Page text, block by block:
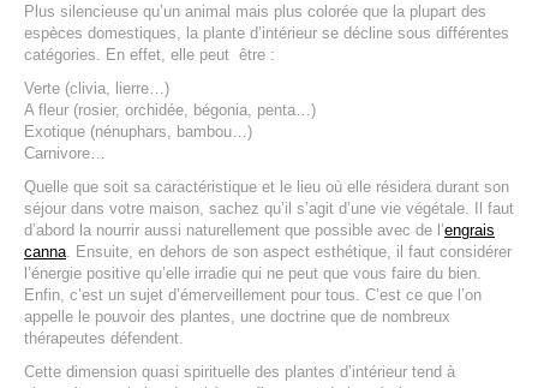
Plus silencieuse qu’un animal mais plus colorée que la plupart des
espèces domestiques, la plante d’intérieur se décline sous différentes
catégories. En effet, elle peut être :
Verte (clivia, lierre…)
A fleur (rosier, orchidée, bégonia, penta…)
Exotique (nénuphars, bambou…)
Carnivore…
Quelle que soit sa caractéristique et le lieu où elle résidera durant son
séjour dans votre maison, sachez qu’il s’agit d’une vie végétale. Il faut
d’abord la nourrir aussi naturellement que possible avec de l’engrais
canna. Ensuite, en dehors de son aspect esthétique, il faut considérer
l’énergie positive qu’elle irradie qui ne peut que vous faire du bien.
Enfin, c’est un sujet d’émerveillement pour tous. C’est ce que l’on
appelle le pouvoir des plantes, une doctrine que de nombreux
thérapeutes défendent.
Cette dimension quasi spirituelle des plantes d’intérieur tend à